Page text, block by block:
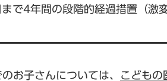
で4年間の段階的経過措置（激
お子さんについては、 こどもの